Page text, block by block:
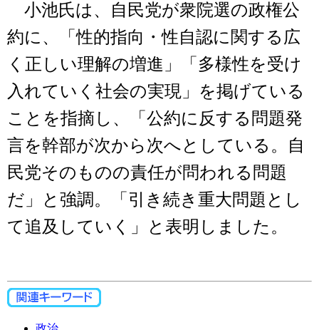
小池氏は、自民党が衆院選の政権公
約に、「性的指向・性自認に関する広
く正しい理解の増進」「多様性を受け
入れていく社会の実現」を掲げている
ことを指摘し、「公約に反する問題発
言を幹部が次から次へとしている。自
民党そのものの責任が問われる問題
だ」と強調。「引き続き重大問題とし
て追及していく」と表明しました。